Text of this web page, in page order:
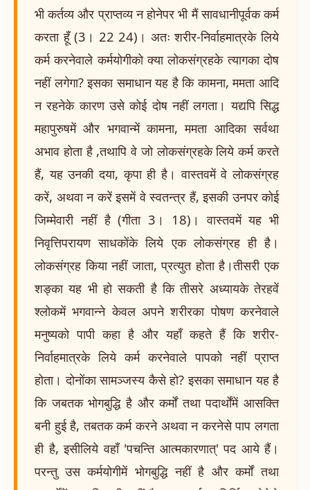
भी कर्तव्य और प्राप्तव्य न होनेपर भी मैं सावधानीपूर्वक कर्म
करता हूँ (3। 22 24)। अतः शरीर-निर्वाहमात्रके लिये
कर्म करनेवाले कर्मयोगीको क्या लोकसंग्रहके त्यागका दोष
नहीं लगेगा? इसका समाधान यह है कि कामना, ममता आदि
न रहनेके कारण उसे कोई दोष नहीं लगता। यद्यपि सिद्ध
महापुरुषमें और भगवान्में कामना, ममता आदिका सर्वथा
अभाव होता है ,तथापि वे जो लोकसंग्रहके लिये कर्म करते
हैं, यह उनकी दया, कृपा ही है। वास्तवमें वे लोकसंग्रह
करें, अथवा न करें इसमें वे स्वतन्त्र हैं, इसकी उनपर कोई
जिम्मेवारी नहीं है (गीता 3। 18)। वास्तवमें यह भी
निवृत्तिपरायण साधकोंके लिये एक लोकसंग्रह ही है।
लोकसंग्रह किया नहीं जाता, प्रत्युत होता है।तीसरी एक
शङ्का यह भी हो सकती है कि तीसरे अध्यायके तेरहवें
श्लोकमें भगवान्ने केवल अपने शरीरका पोषण करनेवाले
मनुष्यको पापी कहा है और यहाँ कहते हैं कि शरीर-
निर्वाहमात्रके लिये कर्म करनेवाले पापको नहीं प्राप्त
होता। दोनोंका सामञ्जस्य कैसे हो? इसका समाधान यह है
कि जबतक भोगबुद्धि है और कर्मों तथा पदार्थोंमें आसक्ति
बनी हुई है, तबतक कर्म करने अथवा न करनेसे पाप लगता
ही है, इसीलिये वहाँ 'पचन्ति आत्मकारणात्' पद आये हैं।
परन्तु उस कर्मयोगीमें भोगबुद्धि नहीं है और कर्मों तथा